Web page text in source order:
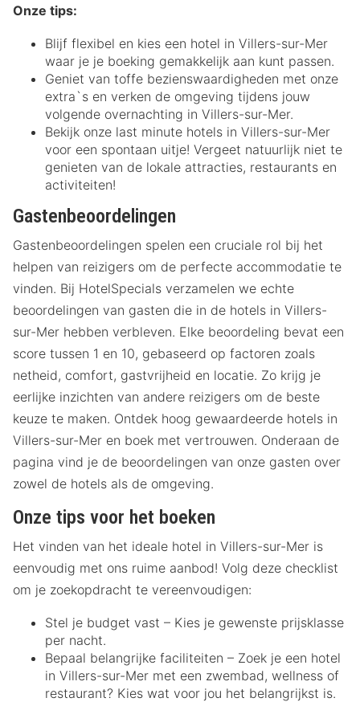
Onze tips:
Blijf flexibel en kies een hotel in Villers-sur-Mer
waar je je boeking gemakkelijk aan kunt passen.
Geniet van toffe bezienswaardigheden met onze
extra`s en verken de omgeving tijdens jouw
volgende overnachting in Villers-sur-Mer.
Bekijk onze last minute hotels in Villers-sur-Mer
voor een spontaan uitje! Vergeet natuurlijk niet te
genieten van de lokale attracties, restaurants en
activiteiten!
Gastenbeoordelingen
Gastenbeoordelingen spelen een cruciale rol bij het
helpen van reizigers om de perfecte accommodatie te
vinden. Bij HotelSpecials verzamelen we echte
beoordelingen van gasten die in de hotels in Villers-
sur-Mer hebben verbleven. Elke beoordeling bevat een
score tussen 1 en 10, gebaseerd op factoren zoals
netheid, comfort, gastvrijheid en locatie. Zo krijg je
eerlijke inzichten van andere reizigers om de beste
keuze te maken. Ontdek hoog gewaardeerde hotels in
Villers-sur-Mer en boek met vertrouwen. Onderaan de
pagina vind je de beoordelingen van onze gasten over
zowel de hotels als de omgeving.
Onze tips voor het boeken
Het vinden van het ideale hotel in Villers-sur-Mer is
eenvoudig met ons ruime aanbod! Volg deze checklist
om je zoekopdracht te vereenvoudigen:
Stel je budget vast – Kies je gewenste prijsklasse
per nacht.
Bepaal belangrijke faciliteiten – Zoek je een hotel
in Villers-sur-Mer met een zwembad, wellness of
restaurant? Kies wat voor jou het belangrijkst is.